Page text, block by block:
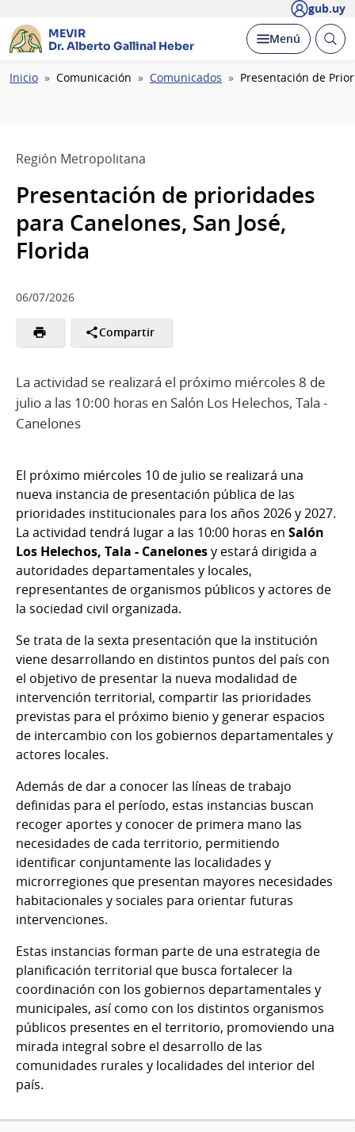
gub.uy
MEVIR
Dr. Alberto Gallinal Heber
Desplegar
Menú Abrir
Ruta
Inicio Comunicación Comunicados Presentación de
Región Metropolitana
Presentación de prioridades
para Canelones, San José,
Florida
06/07/2026
Compartir
La actividad se realizará el próximo miércoles 8 de
julio a las 10:00 horas en Salón Los Helechos, Tala -
Canelones
El próximo miércoles 10 de julio se realizará una
nueva instancia de presentación pública de las
prioridades institucionales para los años 2026 y 2027.
La actividad tendrá lugar a las 10:00 horas en Salón
Los Helechos, Tala - Canelonesy estará dirigida a
autoridades departamentales y locales,
representantes de organismos públicos y actores de
la sociedad civil organizada.
Se trata de la sexta presentación que la institución
viene desarrollando en distintos puntos del país con
el objetivo de presentar la nueva modalidad de
intervención territorial, compartir las prioridades
previstas para el próximo bienio y generar espacios
de intercambio con los gobiernos departamentales y
actores locales.
Además de dar a conocer las líneas de trabajo
definidas para el período, estas instancias buscan
recoger aportes y conocer de primera mano las
necesidades de cada territorio, permitiendo
identificar conjuntamente las localidades y
microrregiones que presentan mayores necesidades
habitacionales y sociales para orientar futuras
intervenciones.
Estas instancias forman parte de una estrategia de
planificación territorial que busca fortalecer la
coordinación con los gobiernos departamentales y
municipales, así como con los distintos organismos
públicos presentes en el territorio, promoviendo una
mirada integral sobre el desarrollo de las
comunidades rurales y localidades del interior del
país.